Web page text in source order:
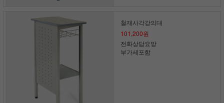
철재사각강의대
101,200원
전화상담요망
부가세포함